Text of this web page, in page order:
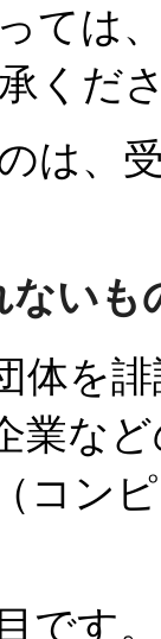
ては
くだ
は、
ないも
体を
業な
コン
です